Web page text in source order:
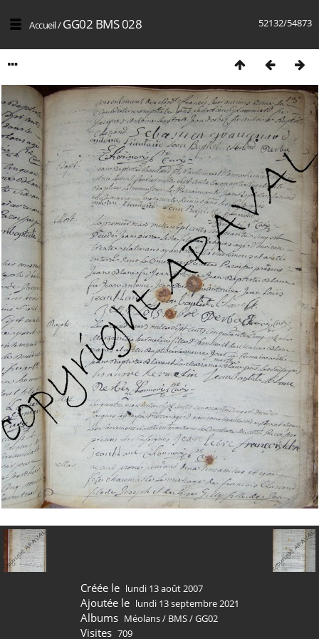
52132/54873
Accueil/GG02 BMS 028
Créée le lundi 13 août 2007
Ajoutée le lundi 13 septembre 2021
Albums Méolans/ BMS/GG02
Visites 709